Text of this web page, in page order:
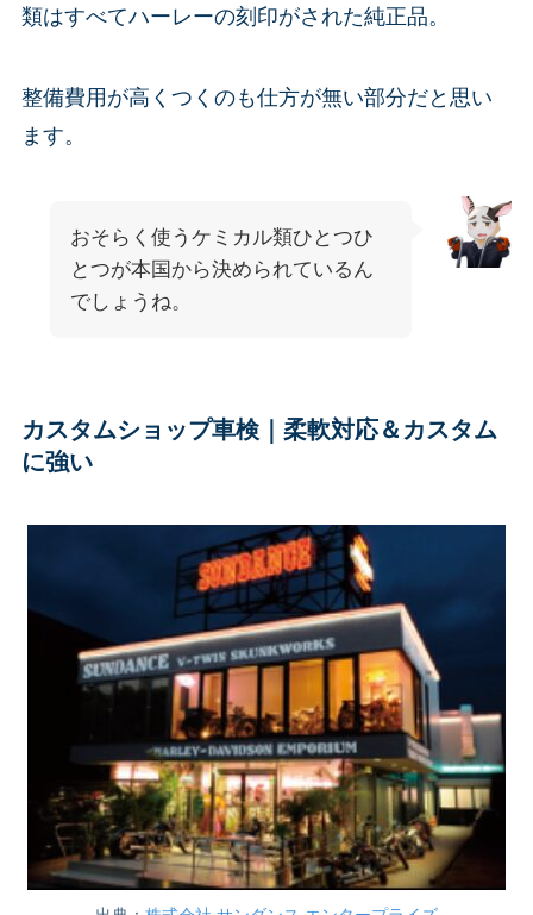
類はすべてハーレーの刻印がされた純正品。
整備費用が高くつくのも仕方が無い部分だと思い
ます。
おそらく使うケミカル類ひとつひ
とつが本国から決められているん
でしょうね。
カスタムショップ車検｜柔軟対応＆カスタム
に強い